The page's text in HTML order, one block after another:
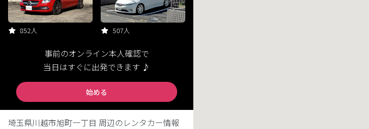
852人 507人
事前のオンライン本人確認で
当日はすぐに出発できます ♪
始める
埼玉県川越市旭町一丁目 周辺のレンタカー情報